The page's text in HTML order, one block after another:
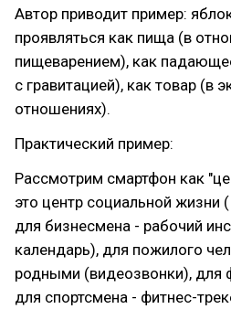
Автор приводит пример:
проявляться как пища (в
пищеварением), как
с гравитацией), как товар (в
отношениях).
Практический пример:
Рассмотрим смартфон как
это центр социальной жизни
для бизнесмена - рабочий
календарь), для пожилого
родными (видеозвонки), для
для спортсмена - фитнес-